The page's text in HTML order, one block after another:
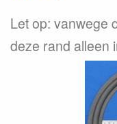
Let op: vanwege
deze rand alleen